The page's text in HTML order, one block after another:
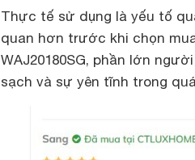
Thực tế sử dụng là yếu tố
quan hơn trước khi chọn
WAJ20180SG, phần lớn
sạch và sự yên tĩnh trong